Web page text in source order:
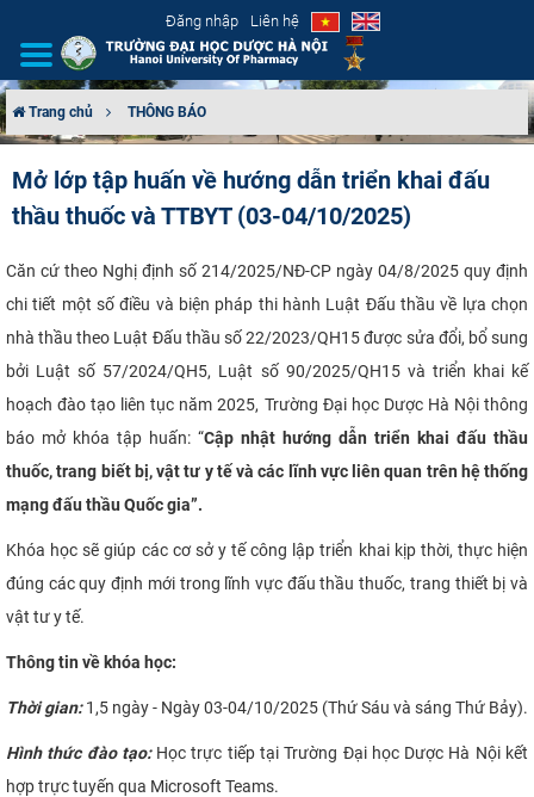
Đăng nhập Liên hệ
CƠ CẤU TỔ CHỨC
TUYỂN SINH
ĐÀO TẠO
ĐẢM BẢO CHẤT LƯỢNG
KHOA HỌC CÔNG NGHỆ
HTQT
CỰU NGƯỜI HỌC
Trang chủ THÔNG BÁO
Mở lớp tập huấn về hướng dẫn triển khai đấu
thầu thuốc và TTBYT (03-04/10/2025)
Căn cứ theo Nghị định số 214/2025/NĐ-CP ngày 04/8/2025 quy định
chi tiết một số điều và biện pháp thi hành Luật Đấu thầu về lựa chọn
nhà thầu theo Luật Đấu thầu số 22/2023/QH15 được sửa đổi, bổ sung
bởi Luật số 57/2024/QH5, Luật số 90/2025/QH15 và triển khai kế
hoạch đào tạo liên tục năm 2025, Trường Đại học Dược Hà Nội thông
báo mở khóa tập huấn: “Cập nhật hướng dẫn triển khai đấu thầu
thuốc, trang biết bị, vật tư y tế và các lĩnh vực liên quan trên hệ thống
mạng đấu thầu Quốc gia”.
Khóa học sẽ giúp các cơ sở y tế công lập triển khai kịp thời, thực hiện
đúng các quy định mới trong lĩnh vực đấu thầu thuốc, trang thiết bị và
vật tư y tế.
Thông tin về khóa học:
Thời gian:1,5 ngày - Ngày 03-04/10/2025 (Thứ Sáu và sáng Thứ Bảy).
Hình thức đào tạo: Học trực tiếp tại Trường Đại học Dược Hà Nội kết
hợp trực tuyến qua Microsoft Teams.